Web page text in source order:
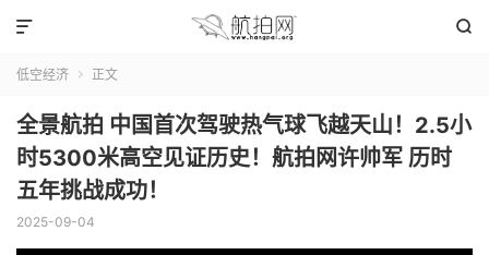


低空经济  正文
全景航拍 中国首次驾驶热气球飞越天山！2.5小
时5300米高空见证历史！航拍网许帅军 历时
五年挑战成功！
2025-09-04